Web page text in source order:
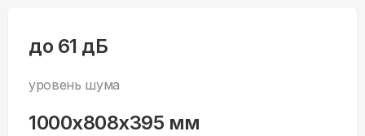
до 61 дБ
уровень шума
1000x808x395 мм